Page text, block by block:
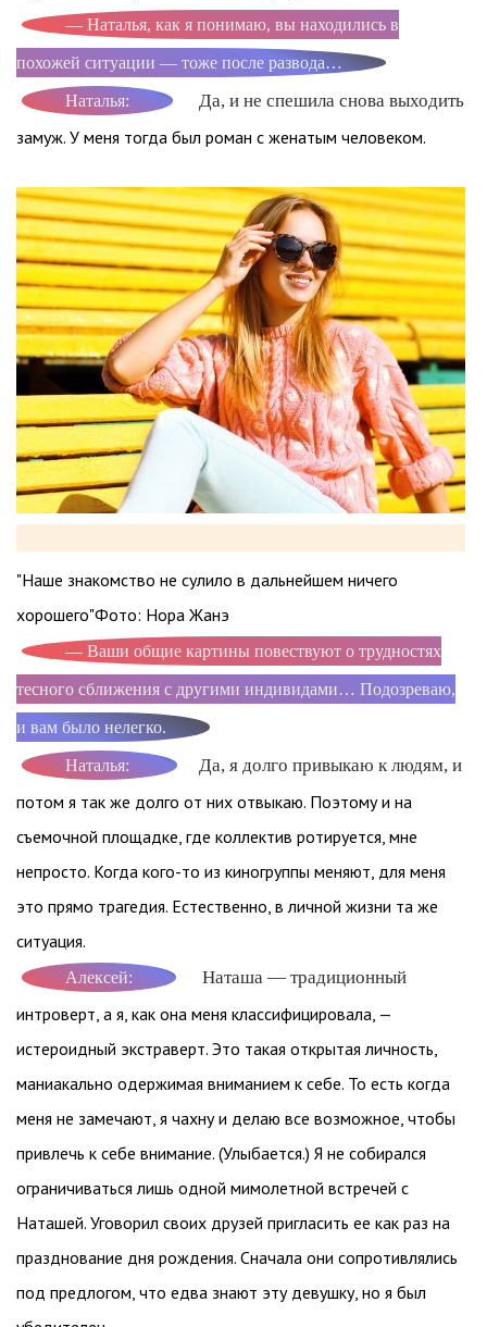
— Наталья, как я понимаю, вы находились в
похожей ситуации — тоже после развода…
Наталья: Да, и не спешила снова выходить
замуж. У меня тогда был роман с женатым человеком.
"Наше знакомство не сулило в дальнейшем ничего
хорошего"Фото: Нора Жанэ
— Ваши общие картины повествуют о трудностях
тесного сближения с другими индивидами… Подозреваю,
и вам было нелегко.
Наталья: Да, я долго привыкаю к людям, и
потом я так же долго от них отвыкаю. Поэтому и на
съемочной площадке, где коллектив ротируется, мне
непросто. Когда кого-то из киногруппы меняют, для меня
это прямо трагедия. Естественно, в личной жизни та же
ситуация.
Алексей: Наташа — традиционный
интроверт, а я, как она меня классифицировала, —
истероидный экстраверт. Это такая открытая личность,
маниакально одержимая вниманием к себе. То есть когда
меня не замечают, я чахну и делаю все возможное, чтобы
привлечь к себе внимание. (Улыбается.) Я не собирался
ограничиваться лишь одной мимолетной встречей с
Наташей. Уговорил своих друзей пригласить ее как раз на
празднование дня рождения. Сначала они сопротивлялись
под предлогом, что едва знают эту девушку, но я был